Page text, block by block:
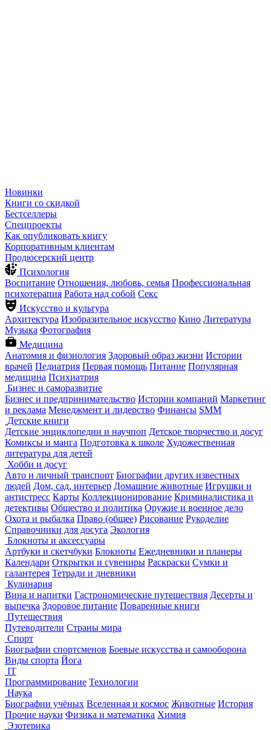
Новинки
Книги со скидкой
Бестселлеры
Спецпроекты
Как опубликовать книгу
Корпоративным клиентам
Продюсерский центр
Психология
Воспитание Отношения, любовь, семья Профессиональная
психотерапия Работа над собой Секс
Искусство и культура
Архитектура Изобразительное искусство Кино Литература
Музыка Фотография
Медицина
Анатомия и физиология Здоровый образ жизни Истории
врачей Педиатрия Первая помощь Питание Популярная
медицина Психиатрия
Бизнес и саморазвитие
Бизнес и предпринимательство Истории компаний Маркетинг
и реклама Менеджмент и лидерство Финансы SMM
Детские книги
Детские энциклопедии и научпоп Детское творчество и досуг
Комиксы и манга Подготовка к школе Художественная
литература для детей
Хобби и досуг
Авто и личный транспорт Биографии других известных
людей Дом, сад, интерьер Домашние животные Игрушки и
антистресс Карты Коллекционирование Криминалистика и
детективы Общество и политика Оружие и военное дело
Охота и рыбалка Право (общее) Рисование Рукоделие
Справочники для досуга Экология
Блокноты и аксессуары
Артбуки и скетчбуки Блокноты Ежедневники и планеры
Календари Открытки и сувениры Раскраски Сумки и
галантерея Тетради и дневники
Кулинария
Вина и напитки Гастрономические путешествия Десерты и
выпечка Здоровое питание Поваренные книги
Путешествия
Путеводители Страны мира
Спорт
Биографии спортсменов Боевые искусства и самооборона
Виды спорта Йога
IT
Программирование Технологии
Наука
Биографии учёных Вселенная и космос Животные История
Прочие науки Физика и математика Химия
Эзотерика